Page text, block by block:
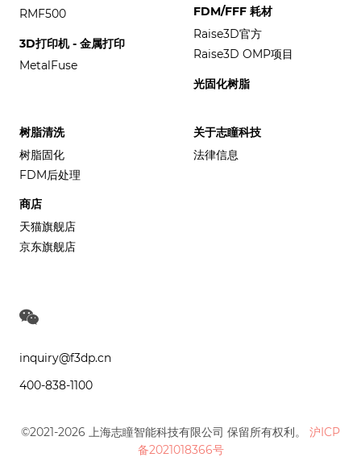
RMF500
3D打印机 - 金属打印
MetalFuse
FDM/FFF 耗材
Raise3D官方
Raise3D OMP项目
光固化树脂
树脂清洗
树脂固化
FDM后处理
商店
天猫旗舰店
京东旗舰店
关于志瞳科技
法律信息
inquiry@f3dp.cn
400-838-1100
©2021-2026 上海志瞳智能科技有限公司 保留所有权利。 沪ICP
备2021018366号